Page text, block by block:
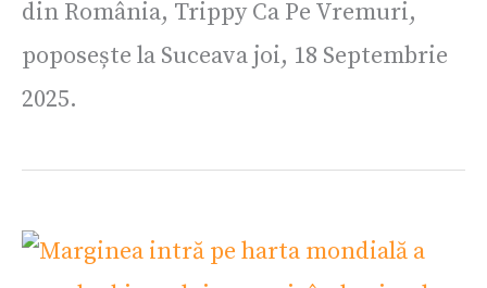
din România, Trippy Ca Pe Vremuri,
poposește la Suceava joi, 18 Septembrie
2025.